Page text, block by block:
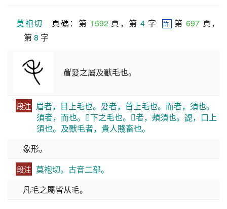
莫袍切 頁碼 ：第 1592 頁，第 4 字 許 第 697 頁，
第 8 字
睂髮之屬及獸毛也。
段注 眉者，目上毛也。髮者，首上毛也。而者，須也。
須者，而也。𦣞下之毛也。𩓾者，頰須也。頾，口上
須也。及獸毛者，貴人賤畜也。
象形。
段注 莫袍切。古音二部。
凡毛之屬皆从毛。